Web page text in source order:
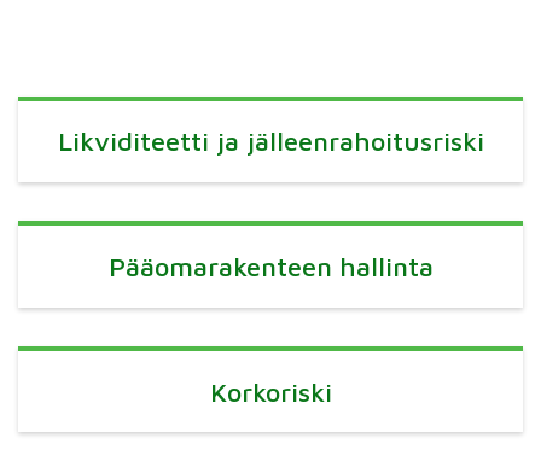
Likviditeetti ja jälleenrahoitusriski
Pääomarakenteen hallinta
Korkoriski